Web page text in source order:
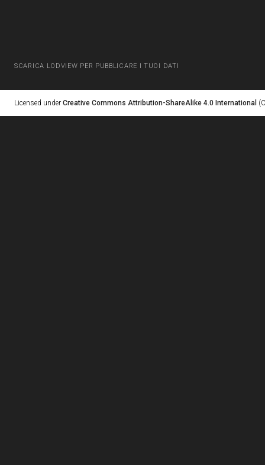
SCARICA LODVIEW PER PUBBLICARE I TUOI DATI
Licensed under Creative Commons Attribution-ShareAlike 4.0 International